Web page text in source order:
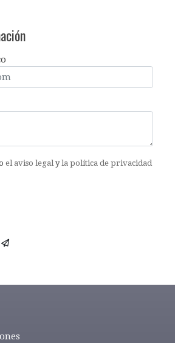
el aviso legal yla política de privacidad